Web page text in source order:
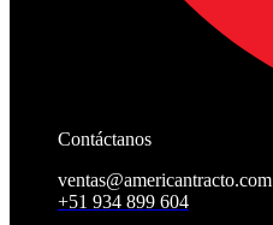
Contáctanos
ventas@americantracto.com
+51 934 899 604